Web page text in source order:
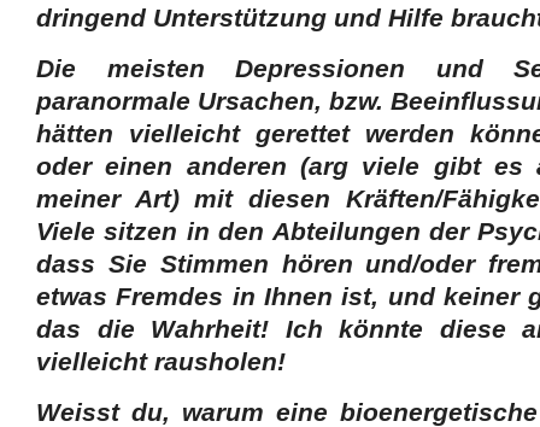
dringend Unterstützung und Hilfe
Die meisten Depressionen und
paranormale Ursachen, bzw.
hätten vielleicht gerettet werden
oder einen anderen (arg viele gibt es
meiner Art) mit diesen Kräften/
Viele sitzen in den Abteilungen der
dass Sie Stimmen hören und/oder
etwas Fremdes in Ihnen ist, und keiner
das die Wahrheit! Ich könnte diese
vielleicht rausholen!
Weisst du, warum eine